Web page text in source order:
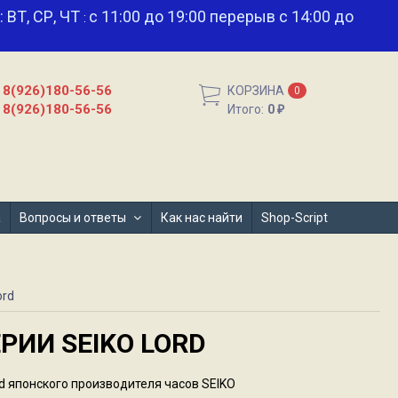
ВТ, СР, ЧТ : с 11:00 до 19:00 перерыв с 14:00 до
8(926)180-56-56
8(926)180-56-56
КОРЗИНА 0
Итого: 0₽
Вопросы и ответы Как нас найти Shop-Script
SEIKO LORD
производителя часов SEIKO